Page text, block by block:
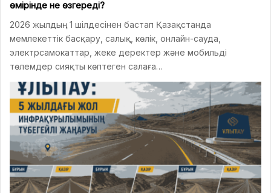
өмірінде не өзгереді?
2026 жылдың 1 шілдесінен бастап Қазақстанда
мемлекеттік басқару, салық, көлік, онлайн-сауда,
электрсамокаттар, жеке деректер және мобильді
төлемдер сияқты көптеген салаға…